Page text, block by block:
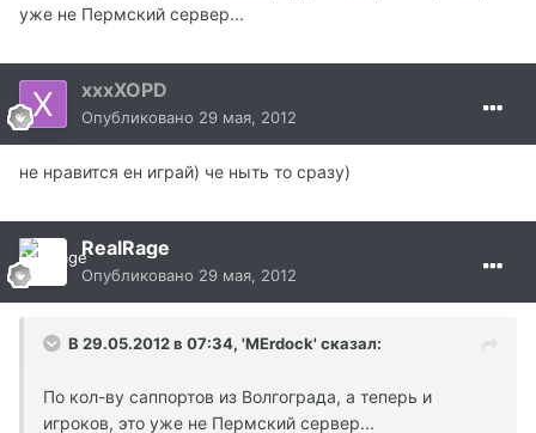
уже не Пермский сервер...
xxxXOPD
Опубликовано 29 мая, 2012
не нравится ен играй) че ныть то сразу)
RealRage
Опубликовано 29 мая, 2012
В 29.05.2012 в 07:34, 'MErdock' сказал:
По кол-ву саппортов из Волгограда, а теперь и
игроков, это уже не Пермский сервер...